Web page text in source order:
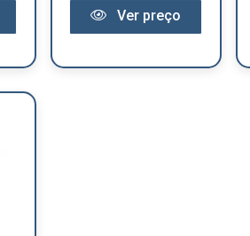
Ver preço